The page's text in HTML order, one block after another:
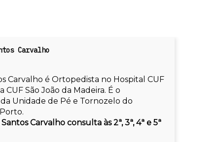
Carvalho
Carvalho é Ortopedista no Hospital CUF
CUF São João da Madeira. É o
Unidade de Pé e Tornozelo do
Carvalho consulta às 2ª, 3ª, 4ª e 5ª